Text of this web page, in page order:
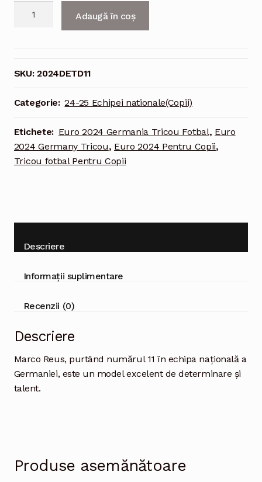
Adaugă în coș
SKU:2024DETD11
Categorie: 24-25 Echipei nationale(Copii)
Etichete: Euro 2024 Germania Tricou Fotbal, Euro
2024 Germany Tricou, Euro 2024 Pentru Copii,
Tricou fotbal Pentru Copii
Descriere
Informații suplimentare
Recenzii (0)
Descriere
Marco Reus, purtând numărul 11 în echipa națională a
Germaniei, este un model excelent de determinare și
talent.
Produse asemănătoare